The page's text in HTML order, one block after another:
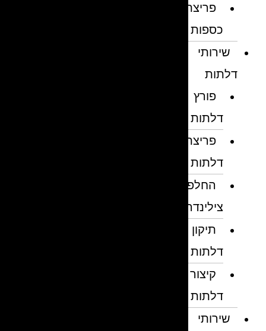
פריצת
כספות
שירותי
דלתות
פורץ
דלתות
פריצת
דלתות
החלפת
צילינדרים
תיקון
דלתות
קיצור
דלתות
שירותי